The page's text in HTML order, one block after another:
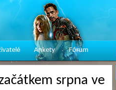
Ankety Fórum
srpna ve